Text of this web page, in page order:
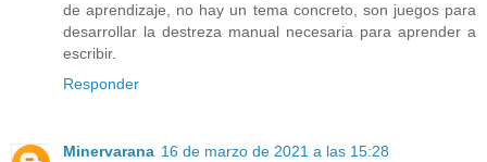
de aprendizaje, no hay un tema concreto, son juegos para
desarrollar la destreza manual necesaria para aprender a
escribir.
Responder
Minervarana 16 de marzo de 2021 a las 15:28